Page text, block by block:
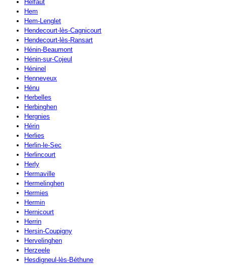
Helfaut
Hem
Hem-Lenglet
Hendecourt-lès-Cagnicourt
Hendecourt-lès-Ransart
Hénin-Beaumont
Hénin-sur-Cojeul
Héninel
Henneveux
Hénu
Herbelles
Herbinghen
Hergnies
Hérin
Herlies
Herlin-le-Sec
Herlincourt
Herly
Hermaville
Hermelinghen
Hermies
Hermin
Hernicourt
Herrin
Hersin-Coupigny
Hervelinghen
Herzeele
Hesdigneul-lès-Béthune